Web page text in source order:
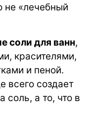
не «лечебный
соли для ванн,
красителями,
и пеной.
всего создает
а то, что в